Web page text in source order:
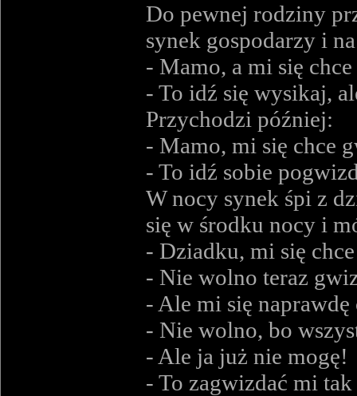
Do pewnej rodziny
synek gospodarzy i
- Mamo, a mi się
- To idź się wysikaj,
Przychodzi później:
- Mamo, mi się chce
- To idź sobie
W nocy synek śpi z
się w środku nocy i
- Dziadku, mi się
- Nie wolno teraz
- Ale mi się
- Nie wolno, bo
- Ale ja już nie mogę!
- To zagwizdać mi